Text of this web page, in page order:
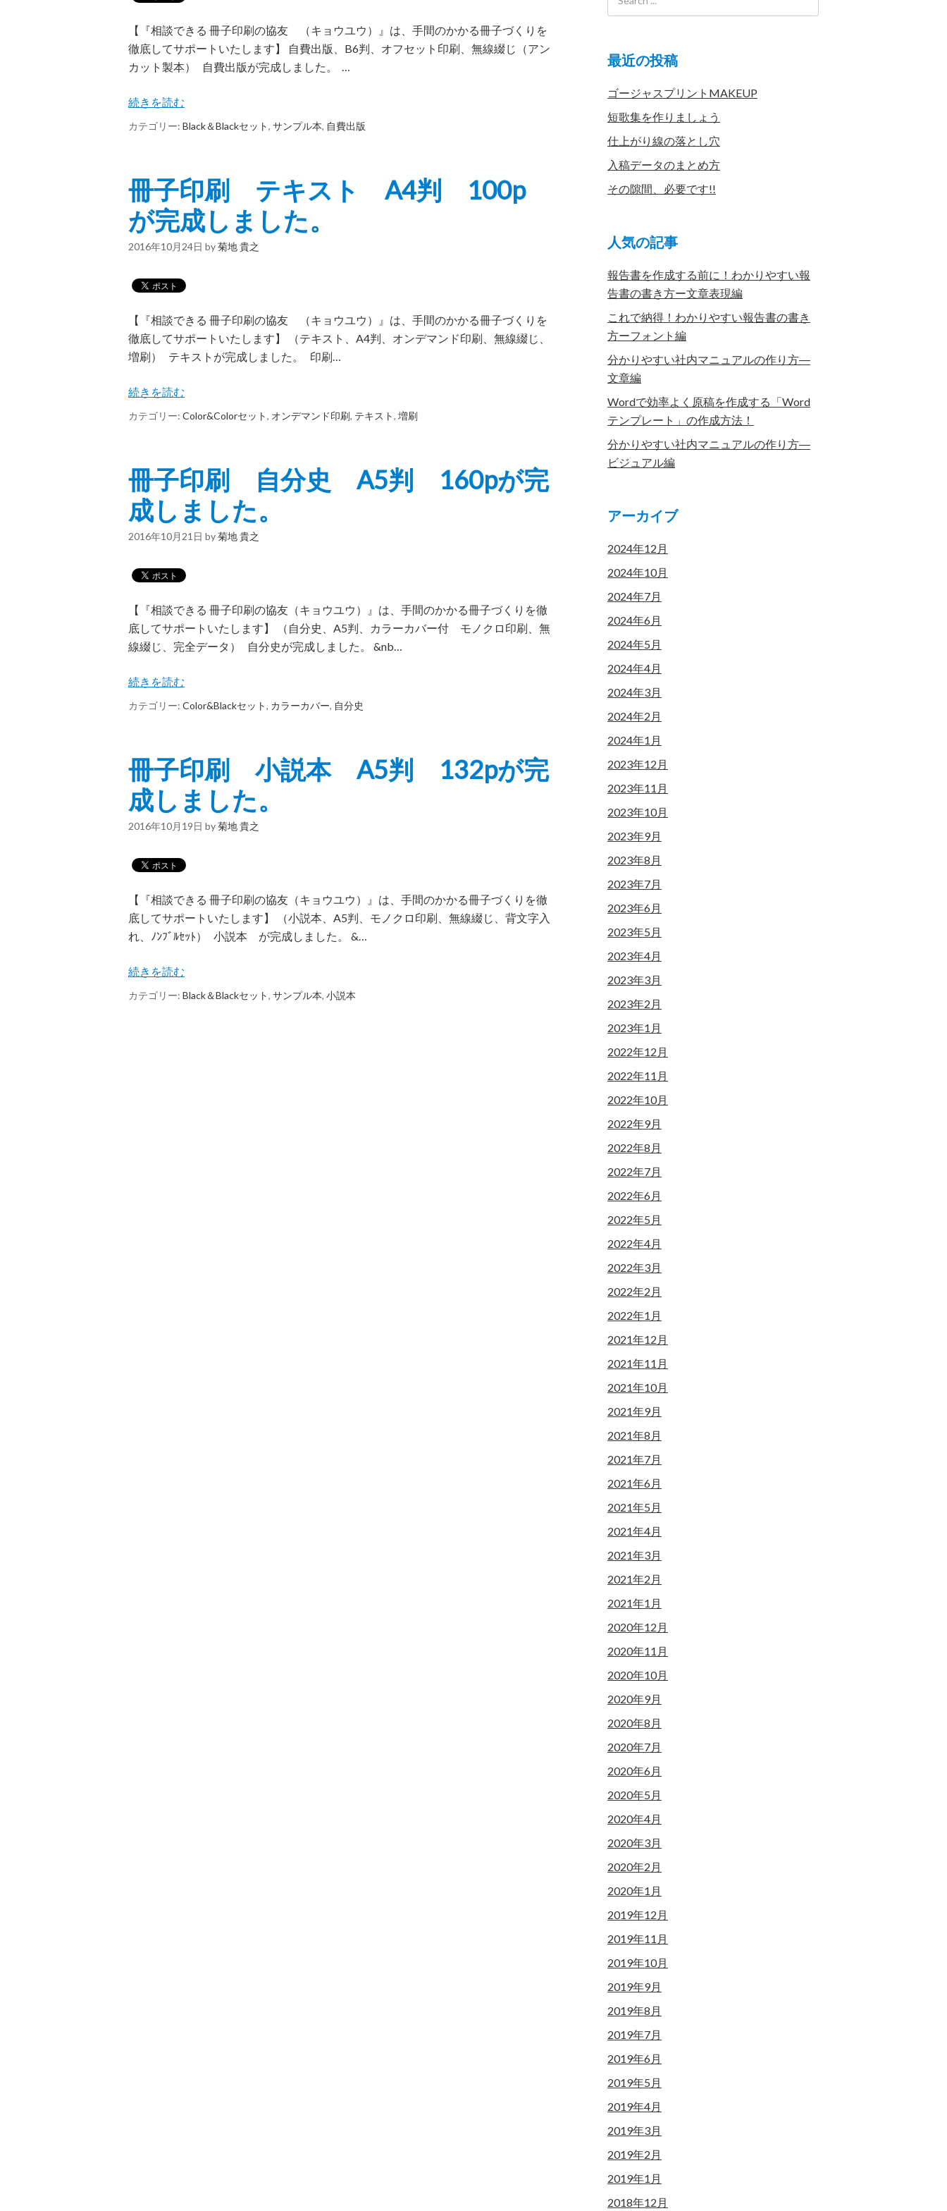
【『相談できる 冊子印刷の協友 （キョウユウ）』は、手間のかかる冊子づくりを
徹底してサポートいたします】 自費出版、B6判、オフセット印刷、無線綴じ（アン
カット製本） 自費出版が完成しました。 …
続きを読む
カテゴリー: Black＆Blackセット, サンプル本, 自費出版
冊子印刷 テキスト A4判 100p
が完成しました。
2016年10月24日 by菊地 貴之
【『相談できる 冊子印刷の協友 （キョウユウ）』は、手間のかかる冊子づくりを
徹底してサポートいたします】 （テキスト、A4判、オンデマンド印刷、無線綴じ、
増刷） テキストが完成しました。 印刷…
続きを読む
カテゴリー: Color&Colorセット, オンデマンド印刷, テキスト, 増刷
冊子印刷 自分史 A5判 160pが完
成しました。
2016年10月21日 by菊地 貴之
【『相談できる 冊子印刷の協友（キョウユウ）』は、手間のかかる冊子づくりを徹
底してサポートいたします】 （自分史、A5判、カラーカバー付 モノクロ印刷、無
線綴じ、完全データ） 自分史が完成しました。 &nb…
続きを読む
カテゴリー: Color&Blackセット, カラーカバー, 自分史
冊子印刷 小説本 A5判 132pが完
成しました。
2016年10月19日 by菊地 貴之
【『相談できる 冊子印刷の協友（キョウユウ）』は、手間のかかる冊子づくりを徹
底してサポートいたします】 （小説本、A5判、モノクロ印刷、無線綴じ、背文字入
れ、ﾉﾝﾌﾞﾙｾｯﾄ） 小説本 が完成しました。 &…
続きを読む
カテゴリー: Black＆Blackセット, サンプル本, 小説本
最近の投稿
ゴージャスプリントMAKEUP
短歌集を作りましょう
仕上がり線の落とし穴
入稿データのまとめ方
その隙間、必要です!!
人気の記事
報告書を作成する前に！わかりやすい報
告書の書き方ー文章表現編
これで納得！わかりやすい報告書の書き
方ーフォント編
分かりやすい社内マニュアルの作り方―
文章編
Wordで効率よく原稿を作成する「Word
テンプレート」の作成方法！
分かりやすい社内マニュアルの作り方―
ビジュアル編
アーカイブ
2024年12月
2024年10月
2024年7月
2024年6月
2024年5月
2024年4月
2024年3月
2024年2月
2024年1月
2023年12月
2023年11月
2023年10月
2023年9月
2023年8月
2023年7月
2023年6月
2023年5月
2023年4月
2023年3月
2023年2月
2023年1月
2022年12月
2022年11月
2022年10月
2022年9月
2022年8月
2022年7月
2022年6月
2022年5月
2022年4月
2022年3月
2022年2月
2022年1月
2021年12月
2021年11月
2021年10月
2021年9月
2021年8月
2021年7月
2021年6月
2021年5月
2021年4月
2021年3月
2021年2月
2021年1月
2020年12月
2020年11月
2020年10月
2020年9月
2020年8月
2020年7月
2020年6月
2020年5月
2020年4月
2020年3月
2020年2月
2020年1月
2019年12月
2019年11月
2019年10月
2019年9月
2019年8月
2019年7月
2019年6月
2019年5月
2019年4月
2019年3月
2019年2月
2019年1月
2018年12月